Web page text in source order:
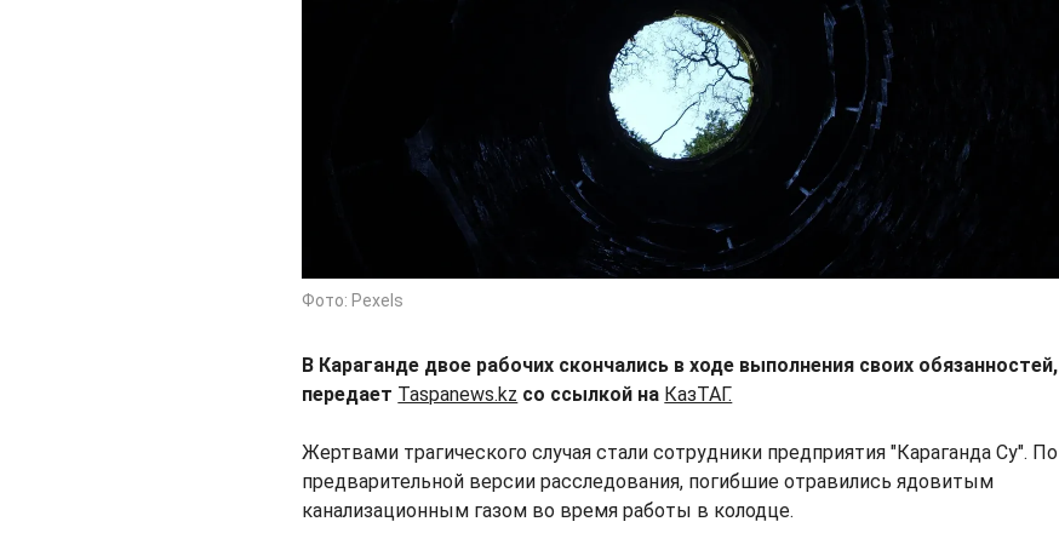
Фото: Pexels
В Караганде двое рабочих скончались в ходе выполнения своих обязанностей,
передает Taspanews.kz со ссылкой на КазТАГ.
Жертвами трагического случая стали сотрудники предприятия "Караганда Су". По
предварительной версии расследования, погибшие отравились ядовитым
канализационным газом во время работы в колодце.